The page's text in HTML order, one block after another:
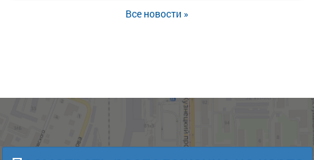
Все новости »